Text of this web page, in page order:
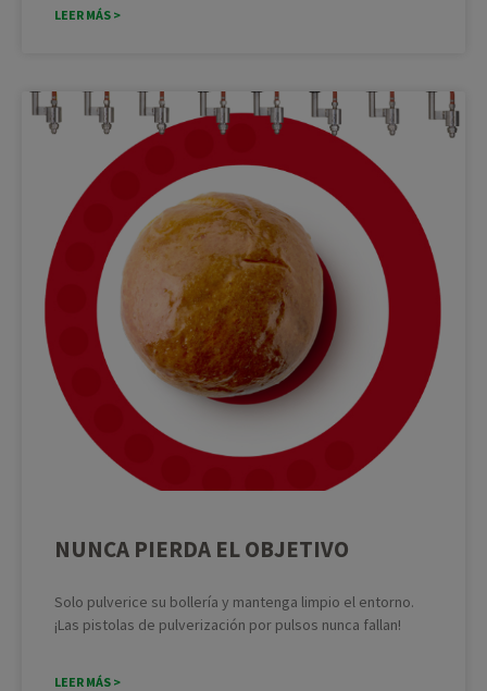
LEER MÁS >
NUNCA PIERDA EL OBJETIVO
Solo pulverice su bollería y mantenga limpio el entorno.
¡Las pistolas de pulverización por pulsos nunca fallan!
LEER MÁS >